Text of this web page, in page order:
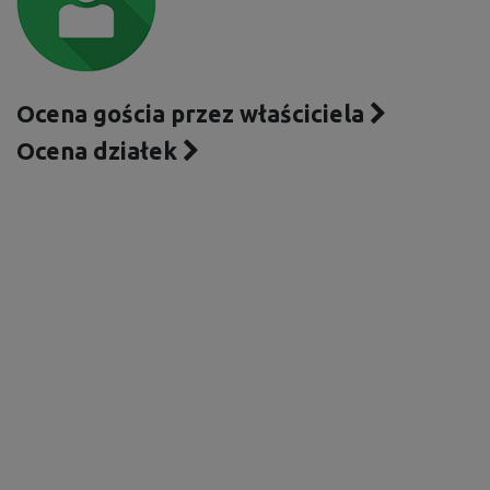
Ocena gościa przez właściciela
Ocena działek